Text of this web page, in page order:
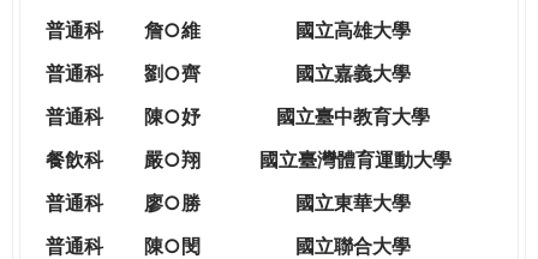
WAGOR
TODAY
WORLD
TOMORROW
普通科
詹○維
國立高雄大學
普通科
劉○齊
國立嘉義大學
普通科
陳○妤
國立臺中教育大學
餐飲科
嚴○翔 國立臺灣體育運動大學
普通科
廖○勝
國立東華大學
普通科
陳○閔
國立聯合大學